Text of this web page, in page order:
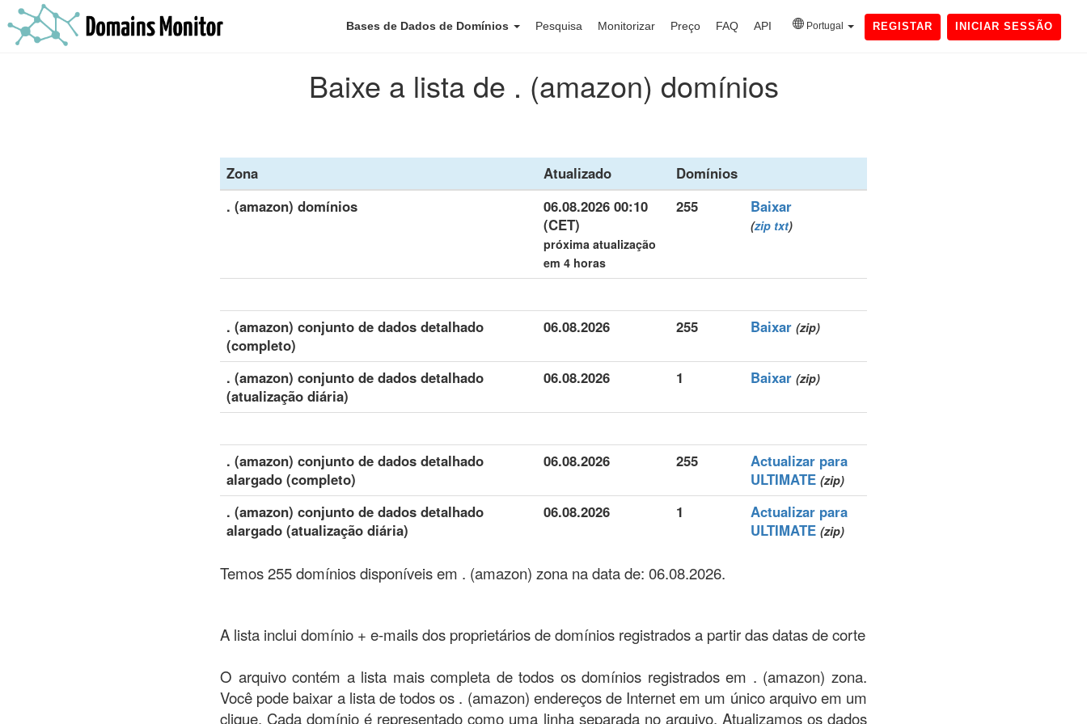
Bases de Dados de Domínios Pesquisa Monitorizar Preço FAQ API Portugal REGISTAR INICIAR SESSÃO
Baixe a lista de . (amazon) domínios
Zona Atualizado
Domínios
. (amazon) domínios
06.08.2026 00:10
(CET)
próxima atualização
em 4 horas
255 Baixar
(zip txt)
. (amazon) conjunto de dados detalhado
(completo)
06.08.2026 255 Baixar (zip)
. (amazon) conjunto de dados detalhado
(atualização diária)
06.08.2026 1 Baixar (zip)
. (amazon) conjunto de dados detalhado
alargado (completo)
06.08.2026 255
Actualizar para
ULTIMATE (zip)
. (amazon) conjunto de dados detalhado
alargado (atualização diária)
06.08.2026 1
Actualizar para
ULTIMATE (zip)
Temos 255 domínios disponíveis em . (amazon) zona na data de: 06.08.2026.
A lista inclui domínio + e-mails dos proprietários de domínios registrados a partir das datas de corte
O arquivo contém a lista mais completa de todos os domínios registrados em . (amazon) zona.
Você pode baixar a lista de todos os . (amazon) endereços de Internet em um único arquivo em um
clique. Cada domínio é representado como uma linha separada no arquivo. Atualizamos os dados